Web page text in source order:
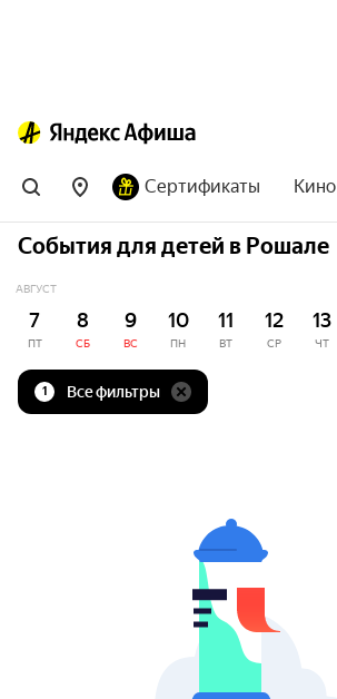
Сертификаты Кино
События для детей в Рошале
АВГУСТ
7
ПТ
8
СБ
9
ВС
10
ПН
11
ВТ
12
СР
13
ЧТ
1 Все фильтры